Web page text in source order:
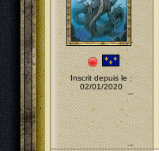
Inscrit depuis le :
02/01/2020